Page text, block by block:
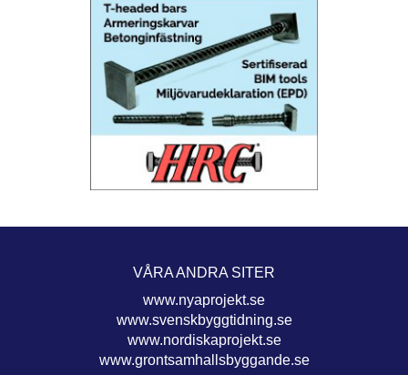
VÅRA ANDRA SITER
www.nyaprojekt.se
www.svenskbyggtidning.se
www.nordiskaprojekt.se
www.grontsamhallsbyggande.se